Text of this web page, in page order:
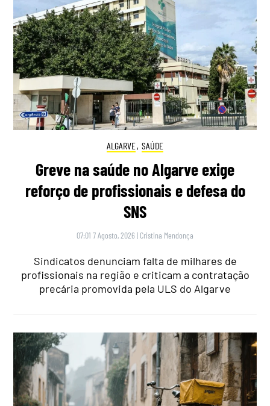
ALGARVE, SAÚDE
Greve na saúde no Algarve exige
reforço de profissionais e defesa do
SNS
07:01 7 Agosto, 2026 | Cristina Mendonça
Sindicatos denunciam falta de milhares de
profissionais na região e criticam a contratação
precária promovida pela ULS do Algarve